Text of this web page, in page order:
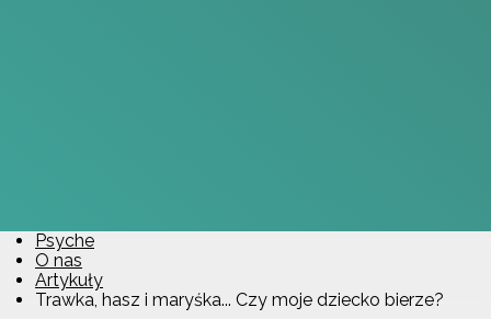
Psyche
O nas
Artykuły
Trawka, hasz i maryśka... Czy moje dziecko bierze?